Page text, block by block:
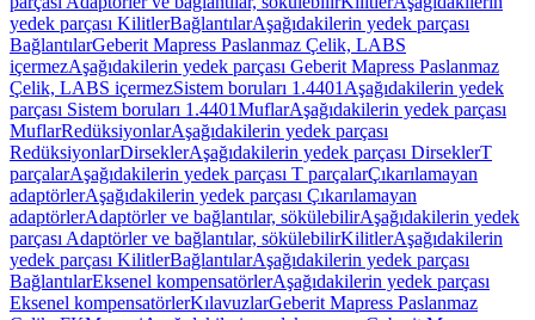
yedek parçası KilitlerBağlantılarAşağıdakilerin yedek parçası
BağlantılarGeberit Mapress Paslanmaz Çelik, LABS
içermezAşağıdakilerin yedek parçası Geberit Mapress Paslanmaz
Çelik, LABS içermezSistem boruları 1.4401 Aşağıdakilerin yedek
parçası Sistem boruları 1.4401MuflarAşağıdakilerin yedek parçası
MuflarRedüksiyonlarAşağıdakilerin yedek parçası
RedüksiyonlarDirseklerAşağıdakilerin yedek parçası DirseklerT
parçalarAşağıdakilerin yedek parçası T parçalarÇıkarılamayan
adaptörlerAşağıdakilerin yedek parçası Çıkarılamayan
adaptörlerAdaptörler ve bağlantılar, sökülebilirAşağıdakilerin yedek
parçası Adaptörler ve bağlantılar, sökülebilirKilitlerAşağıdakilerin
yedek parçası KilitlerBağlantılarAşağıdakilerin yedek parçası
BağlantılarEksenel kompensatörlerAşağıdakilerin yedek parçası
Eksenel kompensatörlerKılavuzlarGeberit Mapress Paslanmaz